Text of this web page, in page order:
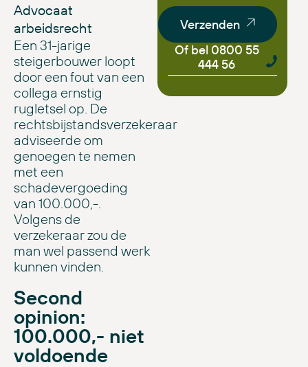
Advocaat
arbeidsrecht
Een 31-jarige
steigerbouwer loopt
door een fout van een
collega ernstig
rugletsel op. De
rechtsbijstandsverzekeraar
adviseerde om
genoegen te nemen
met een
schadevergoeding
van 100.000,-.
Volgens de
verzekeraar zou de
man wel passend werk
kunnen vinden.
Second
opinion:
100.000,- niet
voldoende
Verzenden
Of bel 0800 55
444 56